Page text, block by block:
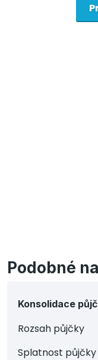
Podobné
Konsolidace
Rozsah půjčky
Splatnost půjčky